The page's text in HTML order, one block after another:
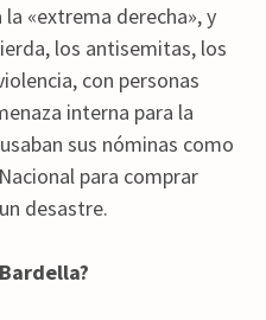
la «extrema derecha», y
los antisemitas, los
con personas
interna para la
sus nóminas como
para comprar
desastre.